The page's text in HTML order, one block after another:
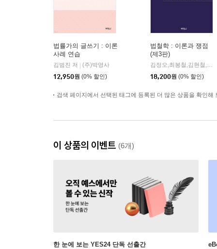
법률가의 글쓰기 : 이론
사례 연습
김범진 저
(주)박영사
12,950원 (0% 할인)
법철학 : 이론과 쟁점
(제3판)
김정오,최봉철,김현철,신동룡,양천수,이계일 공저
18,200원 (0% 할인)
검색 페이지에서 선택된 태그에 등록된 더 많은 상품을 확인해
이 상품의 이벤트 (6개)
한 눈에 보는 YES24 단독 선출간